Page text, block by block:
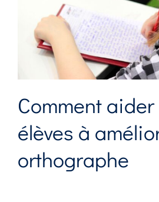
Comment aider
élèves à
orthographe